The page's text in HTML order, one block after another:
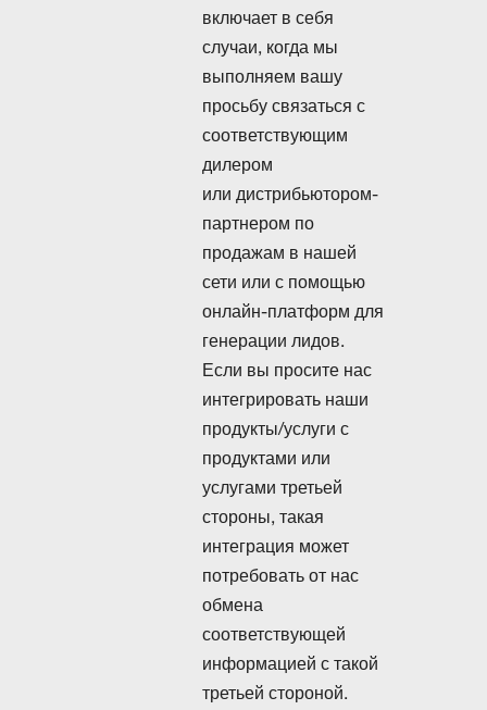
включает в себя
случаи, когда мы
выполняем вашу
просьбу связаться с
соответствующим
дилером
или дистрибьютором-
партнером по
продажам в нашей
сети или с помощью
онлайн-платформ для
генерации лидов.
Если вы просите нас
интегрировать наши
продукты/услуги с
продуктами или
услугами третьей
стороны, такая
интеграция может
потребовать от нас
обмена
соответствующей
информацией с такой
третьей стороной.